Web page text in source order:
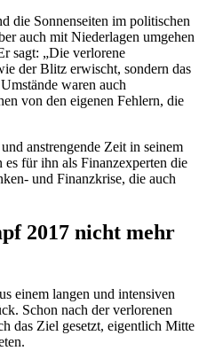
die Sonnenseiten im politischen
auch mit Niederlagen umgehen
sagt: „Die verlorene
der Blitz erwischt, sondern das
waren auch
von den eigenen Fehlern, die
anstrengende Zeit in seinem
für ihn als Finanzexperten die
und Finanzkrise, die auch
2017 nicht mehr
einem langen und intensiven
Schon nach der verlorenen
das Ziel gesetzt, eigentlich Mitte